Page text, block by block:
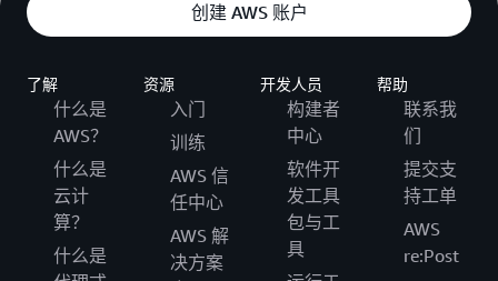
创建 AWS 账户
了解
什么是
AWS？
什么是
云计
算？
什么是
资源
入门
训练
AWS 信
任中心
AWS 解
决方案
开发人员
构建者
中心
软件开
发工具
包与工
具
帮助
联系我
们
提交支
持工单
AWS
re:Post